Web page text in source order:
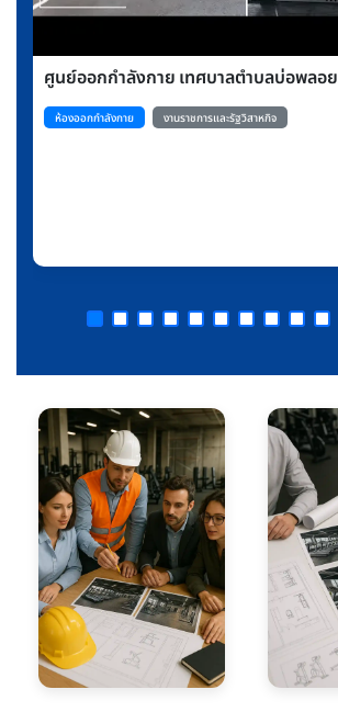
ศูนย์ออกกำลังกาย เทศบาลตำบลบ่อพลอย
ห้องออกกำลังกาย งานราชการและรัฐวิสาหกิจ